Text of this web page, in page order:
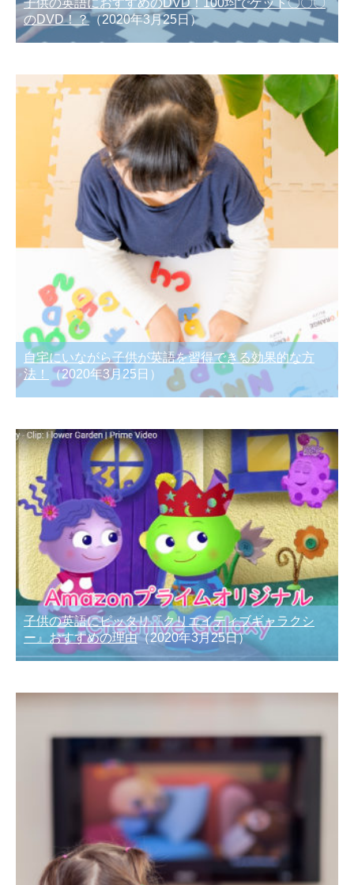
のDVD！？（2020年3月25日）
自宅にいながら子供が英語を習得できる効果的な方
法！
（2020年3月25日）
子供の英語にピッタリ『クリエイティブギャラクシ
ー』おすすめの理由（2020年3月25日）